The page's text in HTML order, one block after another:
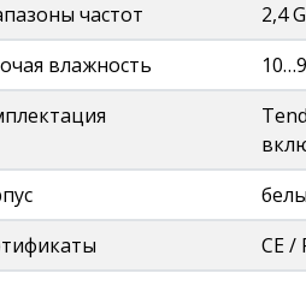
частот
2,4
влажность
CE /